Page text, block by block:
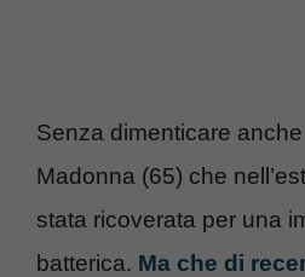
Senza dimenticare anche
Madonna (65) che
stata ricoverata per una
batterica. Ma che di